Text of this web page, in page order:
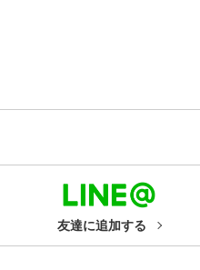
友達に追加する